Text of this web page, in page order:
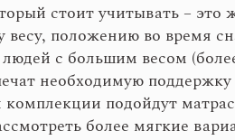
стоит учитывать – это
весу, положению во время
с большим весом
необходимую
подойдут
более мягкие